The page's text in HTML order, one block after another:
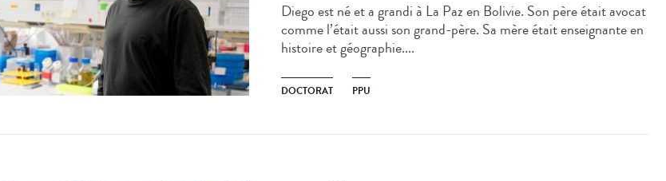
Diego est né et a grandi à La Paz en Bolivie. Son père était avocat
comme l’était aussi son grand-père. Sa mère était enseignante en
histoire et géographie....
DOCTORAT PPU